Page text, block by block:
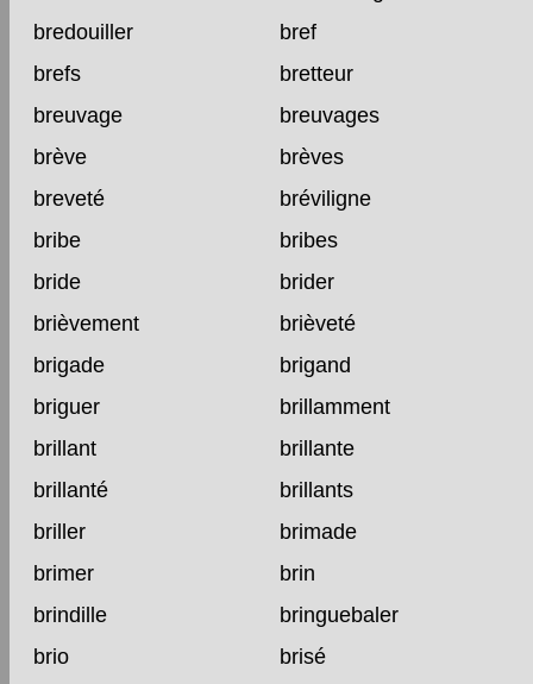
bredouiller
bref
brefs
bretteur
breuvage
breuvages
brève
brèves
breveté
bréviligne
bribe
bribes
bride
brider
brièvement
brièveté
brigade
brigand
briguer
brillamment
brillant
brillante
brillanté
brillants
briller
brimade
brimer
brin
brindille
bringuebaler
brio
brisé